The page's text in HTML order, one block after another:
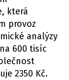
která
provoz
analýzy
600 tisíc
2350 Kč.